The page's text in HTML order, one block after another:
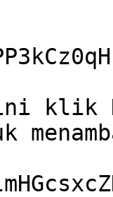
klik